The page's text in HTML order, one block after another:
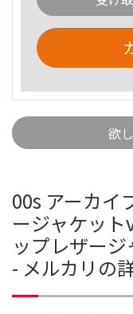
欲
00s アーカイ
ージャケッ
ップレザー
- メルカリの